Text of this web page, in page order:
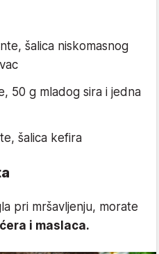
šalica niskomasnog
50 g mladog sira i jedna
šalica kefira
pri mršavljenju, morate
i maslaca.